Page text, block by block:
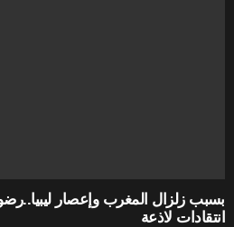
بسبب زلزال المغرب وإعصار
انتقادات لاذعة